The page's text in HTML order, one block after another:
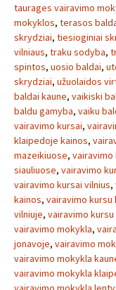
taurages vairavimo
mokyklos, terasos
skrydziai, tiesioginiai
vilniaus, traku sodyba,
spintos, uosio baldai,
skrydziai, užuolaidos
baldai kaune, vaikiski
baldu gamyba, vaiku
vairavimo kursai,
klaipedoje kainos,
mazeikiuose, vairavimo
siauliuose, vairavimo
vairavimo kursai vilnius,
kainos, vairavimo kursu
vilniuje, vairavimo
vairavimo mokykla,
jonavoje, vairavimo
vairavimo mokykla
vairavimo mokykla